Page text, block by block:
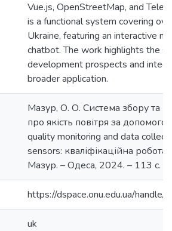
Vue.js, OpenStreetMap, and
is a functional system covering
Ukraine, featuring an interactive
chatbot. The work highlights the
development prospects and
broader application.
Мазур, О. О. Система збору та
про якість повітря за
quality monitoring and data
sensors: кваліфікаційна робота
Мазур. – Одеса, 2024. – 113 с.
https://dspace.onu.edu.ua/
uk